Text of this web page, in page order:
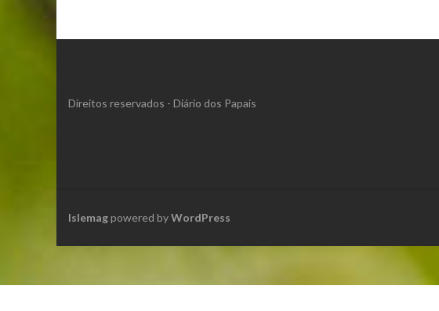
Direitos reservados - Diário dos Papais
Islemagpowered byWordPress